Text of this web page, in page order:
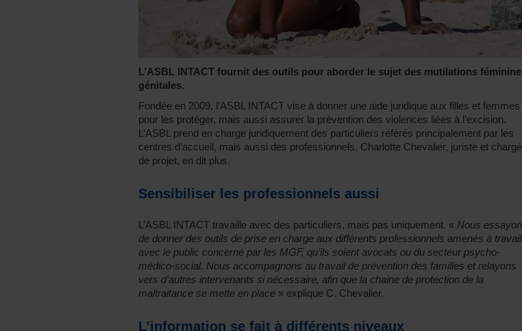
L’ASBL INTACT fournit des outils pour aborder le sujet des mutilations
génitales.
Fondée en 2009, l’ASBL INTACT vise à donner une aide juridique aux filles et femmes
pour les protéger, mais aussi assurer la prévention des violences liées à l’excision.
L’ASBL prend en charge juridiquement des particuliers référés principalement par les
centres d’accueil, mais aussi des professionnels. Charlotte Chevalier, juriste et
de projet, en dit plus.
Sensibiliser les professionnels aussi
L’ASBL INTACT travaille avec des particuliers, mais pas uniquement. « Nous
de donner des outils de prise en charge aux différents professionnels amenés à
avec le public concerné par les MGF, qu’ils soient avocats ou du secteur psycho-
médico-social. Nous accompagnons au travail de prévention des familles et relayons
vers d’autres intervenants si nécessaire, afin que la chaine de protection de la
maltraitance se mette en place » explique C. Chevalier.
L’information se fait à différents niveaux